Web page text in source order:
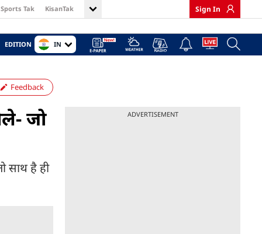
Sports Tak KisanTak Sign In
EDITION IN
Feedback
जो
साथ है ही
ADVERTISEMENT